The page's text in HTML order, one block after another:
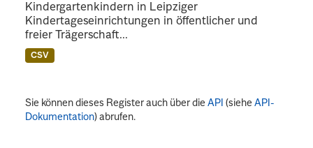
Kindergartenkindern in Leipziger
Kindertageseinrichtungen in öffentlicher und
freier Trägerschaft...
CSV
Sie können dieses Register auch über dieAPI (sieheAPI-
Dokumentation) abrufen.